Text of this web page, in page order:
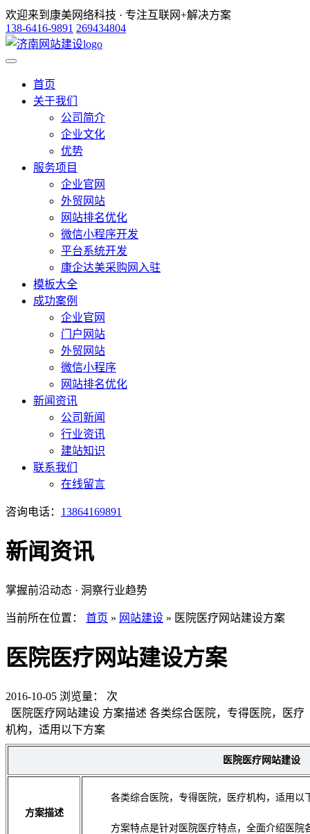
欢迎来到康美网络科技 · 专注互联网+解决方案
138-6416-9891 269434804
首页
关于我们
公司简介
企业文化
优势
服务项目
企业官网
外贸网站
网站排名优化
微信小程序开发
平台系统开发
康企达美采购网入驻
模板大全
成功案例
企业官网
门户网站
外贸网站
微信小程序
网站排名优化
新闻资讯
公司新闻
行业资讯
建站知识
联系我们
在线留言
咨询电话： 13864169891
新闻资讯
掌握前沿动态 · 洞察行业趋势
当前所在位置： 首页 » 网站建设 » 医院医疗网站建设方案
医院医疗网站建设方案
2016-10-05 浏览量：
次
医院医疗网站建设 方案描述 各类综合医院，专得医院，医疗
机构，适用以下方案
医院医疗网站建设
方案描述
各类综合医院，专得医院，医疗机构，适用以
方案特点是针对医院医疗特点，全面介绍医院